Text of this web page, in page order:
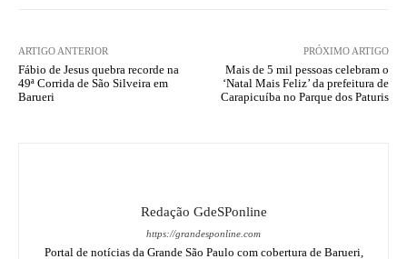
ARTIGO ANTERIOR
Fábio de Jesus quebra recorde na
49ª Corrida de São Silveira em
Barueri
PRÓXIMO ARTIGO
Mais de 5 mil pessoas celebram o
‘Natal Mais Feliz’ da prefeitura de
Carapicuíba no Parque dos Paturis
Redação GdeSPonline
https://grandesponline.com
Portal de notícias da Grande São Paulo com cobertura de Barueri,